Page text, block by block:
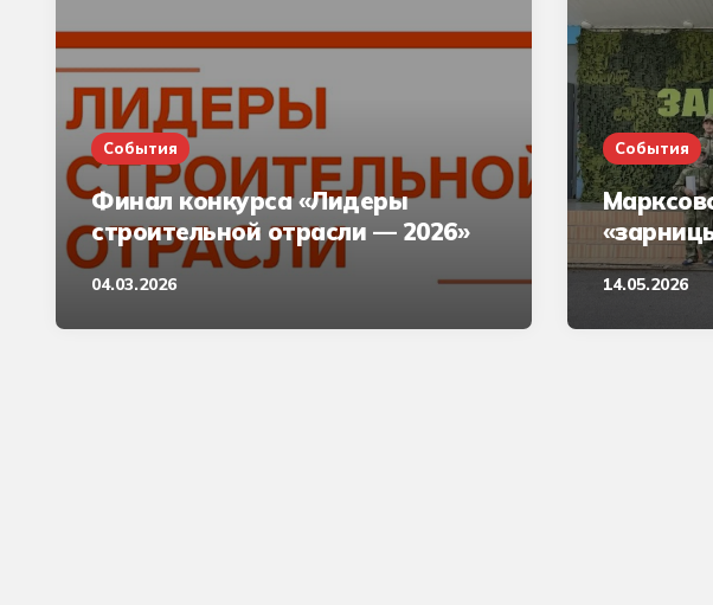
События
Финал конкурса «Лидеры
строительной отрасли — 2026»
04.03.2026
События
14.05.2026